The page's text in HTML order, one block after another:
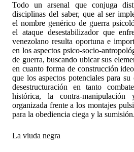
Todo un arsenal que conjuga
disciplinas del saber, que al ser
el nombre genérico de guerra
el ataque desestabilizador que
venezolano resulta oportuna e
en los aspectos psico-socio-
de guerra, buscando ubicar sus
en cuanto forma de construcción
que los aspectos potenciales para
desestructuración en tanto
histórica, la contra-manipulación
organizada frente a los montajes
para la obediencia ciega y la sumisión.
La viuda negra